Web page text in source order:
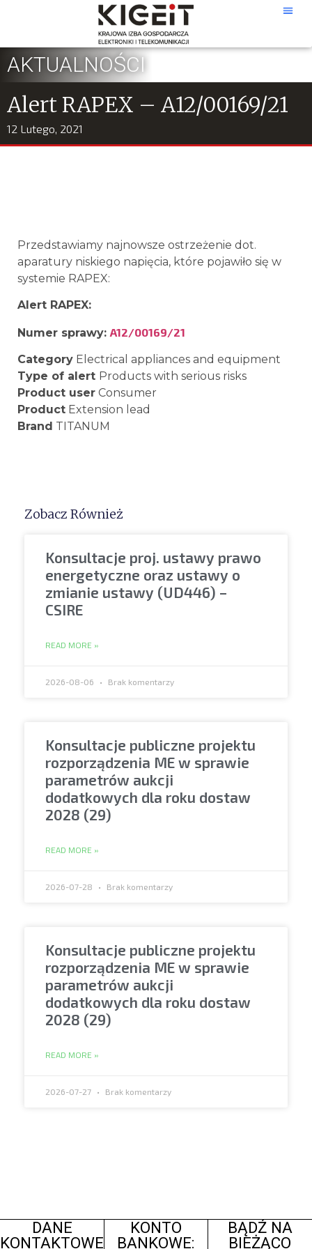
AKTUALNOŚCI
Alert RAPEX – A12/00169/21
12 Lutego, 2021
Przedstawiamy najnowsze ostrzeżenie dot.
aparatury niskiego napięcia, które pojawiło się w
systemie RAPEX:
Alert RAPEX:
Numer sprawy:A12/00169/21
Category Electrical appliances and equipment
Type of alert Products with serious risks
Product user Consumer
Product Extension lead
Brand TITANUM
Zobacz Również
Konsultacje proj. ustawy prawo
energetyczne oraz ustawy o
zmianie ustawy (UD446) –
CSIRE
READ MORE »
2026-08-06 Brak komentarzy
Konsultacje publiczne projektu
rozporządzenia ME w sprawie
parametrów aukcji
dodatkowych dla roku dostaw
2028 (29)
READ MORE »
2026-07-28 Brak komentarzy
Konsultacje publiczne projektu
rozporządzenia ME w sprawie
parametrów aukcji
dodatkowych dla roku dostaw
2028 (29)
READ MORE »
2026-07-27 Brak komentarzy
DANE
KONTAKTOWE
KONTO
BANKOWE:
BĄDŹ NA
BIEŻĄCO